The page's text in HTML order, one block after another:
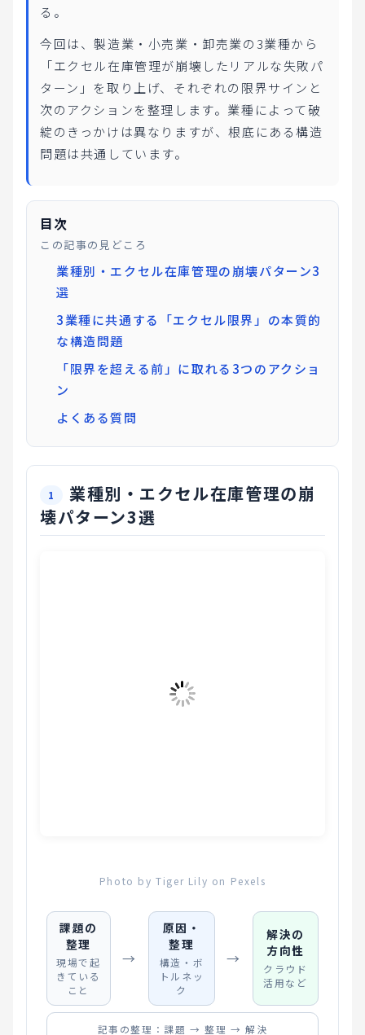
る。
今回は、製造業・小売業・卸売業の3業種から
「エクセル在庫管理が崩壊したリアルな失敗パ
ターン」を取り上げ、それぞれの限界サインと
次のアクションを整理します。業種によって破
綻のきっかけは異なりますが、根底にある構造
問題は共通しています。
目次
この記事の見どころ
業種別・エクセル在庫管理の崩壊パターン3
選
3業種に共通する「エクセル限界」の本質的
な構造問題
「限界を超える前」に取れる3つのアクショ
ン
よくある質問
業種別・エクセル在庫管理の崩
壊パターン3選
Photo by Tiger Lily on Pexels
課題の
整理
現場で起
きている
こと
→
原因・
整理
構造・ボ
トルネッ
ク
→
解決の
方向性
クラウド
活用など
記事の整理：課題 → 整理 → 解決